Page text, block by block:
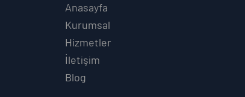
Anasayfa
Kurumsal
Hizmetler
İletişim
Blog